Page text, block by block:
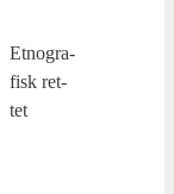
Etno­gra­
fisk ret­
tet